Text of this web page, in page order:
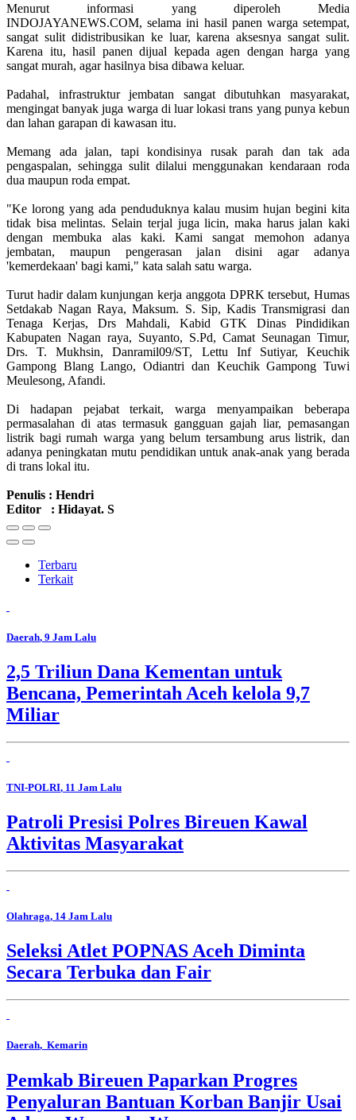
Menurut informasi yang diperoleh Media
INDOJAYANEWS.COM, selama ini hasil panen warga setempat,
sangat sulit didistribusikan ke luar, karena aksesnya sangat sulit.
Karena itu, hasil panen dijual kepada agen dengan harga yang
sangat murah, agar hasilnya bisa dibawa keluar.
Padahal, infrastruktur jembatan sangat dibutuhkan masyarakat,
mengingat banyak juga warga di luar lokasi trans yang punya kebun
dan lahan garapan di kawasan itu.
Memang ada jalan, tapi kondisinya rusak parah dan tak ada
pengaspalan, sehingga sulit dilalui menggunakan kendaraan roda
dua maupun roda empat.
"Ke lorong yang ada penduduknya kalau musim hujan begini kita
tidak bisa melintas. Selain terjal juga licin, maka harus jalan kaki
dengan membuka alas kaki. Kami sangat memohon adanya
jembatan, maupun pengerasan jalan disini agar adanya
'kemerdekaan' bagi kami," kata salah satu warga.
Turut hadir dalam kunjungan kerja anggota DPRK tersebut, Humas
Setdakab Nagan Raya, Maksum. S. Sip, Kadis Transmigrasi dan
Tenaga Kerjas, Drs Mahdali, Kabid GTK Dinas Pindidikan
Kabupaten Nagan raya, Suyanto, S.Pd, Camat Seunagan Timur,
Drs. T. Mukhsin, Danramil09/ST, Lettu Inf Sutiyar, Keuchik
Gampong Blang Lango, Odiantri dan Keuchik Gampong Tuwi
Meulesong, Afandi.
Di hadapan pejabat terkait, warga menyampaikan beberapa
permasalahan di atas termasuk gangguan gajah liar, pemasangan
listrik bagi rumah warga yang belum tersambung arus listrik, dan
adanya peningkatan mutu pendidikan untuk anak-anak yang berada
di trans lokal itu.
Penulis : Hendri
Editor : Hidayat. S
Terbaru
Terkait
Daerah, 9 Jam Lalu
2,5 Triliun Dana Kementan untuk
Bencana, Pemerintah Aceh kelola 9,7
Miliar
TNI-POLRI, 11 Jam Lalu
Patroli Presisi Polres Bireuen Kawal
Aktivitas Masyarakat
Olahraga, 14 Jam Lalu
Seleksi Atlet POPNAS Aceh Diminta
Secara Terbuka dan Fair
Daerah, Kemarin
Pemkab Bireuen Paparkan Progres
Penyaluran Bantuan Korban Banjir Usai